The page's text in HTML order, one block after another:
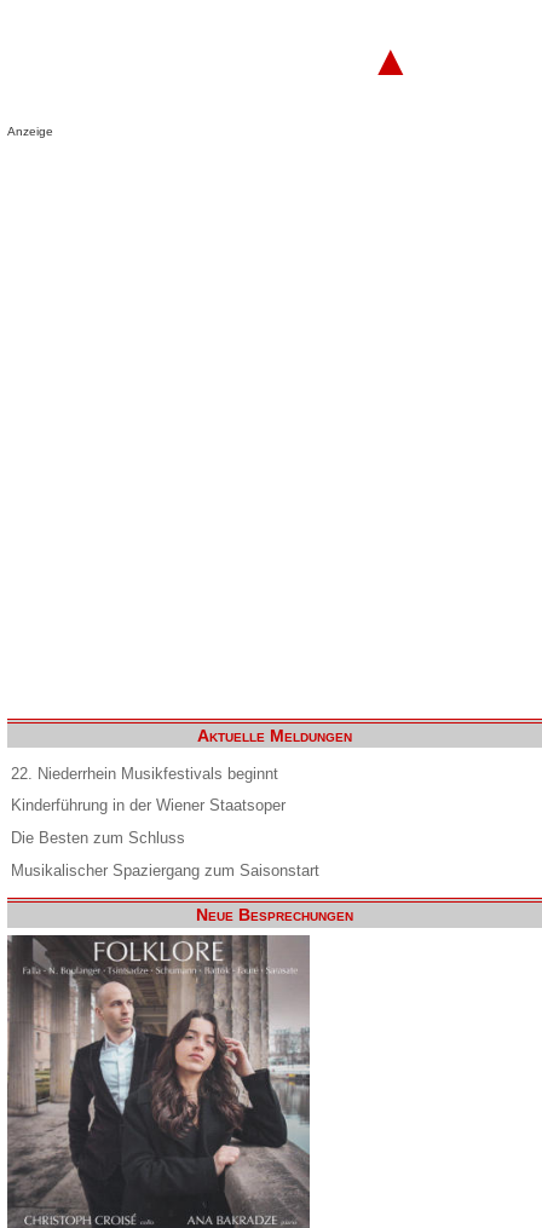
▲
Anzeige
Aktuelle Meldungen
22. Niederrhein Musikfestivals beginnt
Kinderführung in der Wiener Staatsoper
Die Besten zum Schluss
Musikalischer Spaziergang zum Saisonstart
Neue Besprechungen